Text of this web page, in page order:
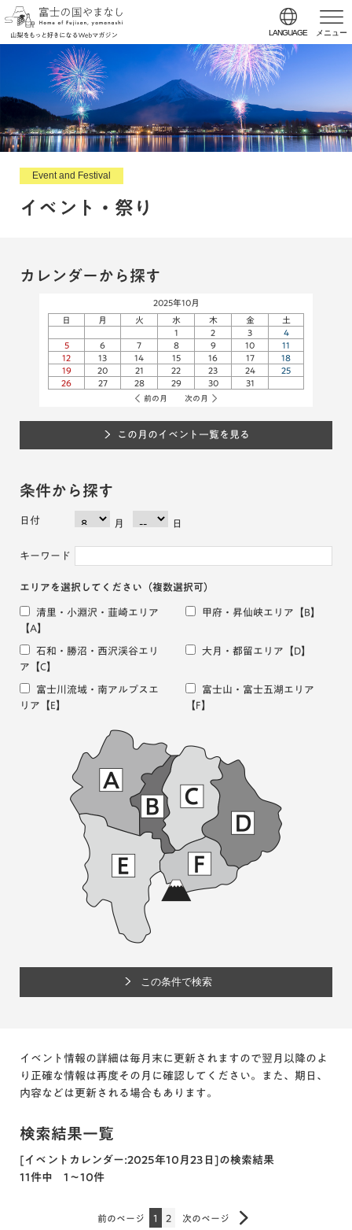
LANGUAGE メニュー
Event and Festival
イベント・祭り
カレンダーから探す
2025年10月
日
月 火 水 木 金
土
1
2 3
4
5
6 7 8 9 10
11
12
13 14 15 16 17
18
19
20 21 22 23 24
25
26
27 28 29 30 31
前の月 次の月
この月のイベント一覧を見る
条件から探す
日付 月 日
キーワード
エリアを選択してください （複数選択可）
清里・小淵沢・韮崎エリア
【A】
甲府・昇仙峡エリア 【B】
石和・勝沼・西沢渓谷エリ
ア 【C】
大月・都留エリア 【D】
富士川流域・南アルプスエ
リア 【E】
富士山・富士五湖エリア
【F】
イベント情報の詳細は毎月末に更新されますので翌月以降のよ
り正確な情報は再度その月に確認してください。また、期日、
内容などは更新される場合もあります。
検索結果一覧
[イベントカレンダー:2025年10月23日]の検索結果
11件中 1～10件
前のページ 1 2 次のページ